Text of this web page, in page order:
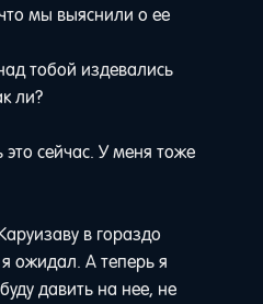
мы выяснили о ее
тобой издевались
ли?
сейчас. У меня тоже
в гораздо
ожидал. А теперь я
давить на нее, не